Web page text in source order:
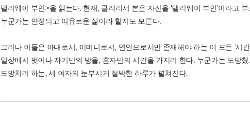
댈러웨이 부인>을 읽는다. 현재, 클러리서 본은 자신을 '댈러웨이 부인'이라고
누군가는 안정되고 여유로운 삶이라 할지도 모른다.
그러나 이들은 아내로서, 어머니로서, 연인으로서만 존재해야 하는 이 모든 '시
일상에서 벗어나 자기만의 방을, 혼자만의 시간을 가지려 한다. 누군가는 도망
도망치려 하는, 세 여자의 눈부시게 절박한 하루가 펼쳐진다.